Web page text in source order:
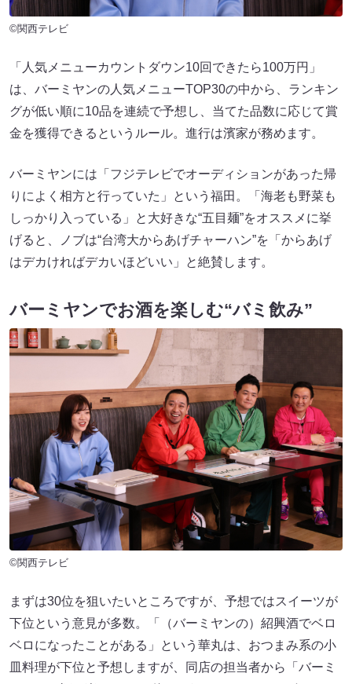
©関西テレビ
「人気メニューカウントダウン10回できたら100万円」
は、バーミヤンの人気メニューTOP30の中から、ランキン
グが低い順に10品を連続で予想し、当てた品数に応じて賞
金を獲得できるというルール。進行は濱家が務めます。
バーミヤンには「フジテレビでオーディションがあった帰
りによく相方と行っていた」という福田。「海老も野菜も
しっかり入っている」と大好きな“五目麺”をオススメに挙
げると、ノブは“台湾大からあげチャーハン”を「からあげ
はデカければデカいほどいい」と絶賛します。
バーミヤンでお酒を楽しむ“バミ飲み”
©関西テレビ
まずは30位を狙いたいところですが、予想ではスイーツが
下位という意見が多数。「（バーミヤンの）紹興酒でベロ
ベロになったことがある」という華丸は、おつまみ系の小
皿料理が下位と予想しますが、同店の担当者から「バーミ